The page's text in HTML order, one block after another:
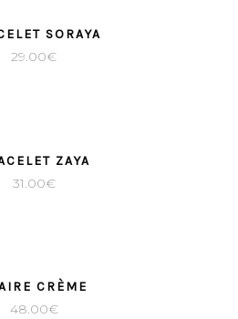
SORAYA
29.00€
ZAYA
31.00€
CRÈME
48.00€